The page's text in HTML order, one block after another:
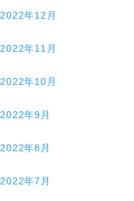
2022年12月
2022年11月
2022年10月
2022年9月
2022年8月
2022年7月